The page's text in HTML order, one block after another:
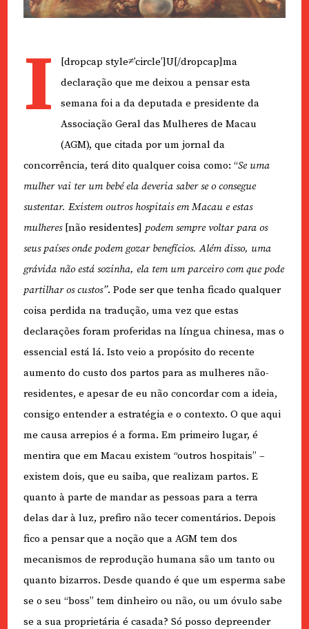
I
[dropcap style≠’circle’]U[/dropcap]ma
declaração que me deixou a pensar esta
semana foi a da deputada e presidente da
Associação Geral das Mulheres de Macau
(AGM), que citada por um jornal da
concorrência, terá dito qualquer coisa como: “Se uma
mulher vai ter um bebé ela deveria saber se o consegue
sustentar. Existem outros hospitais em Macau e estas
mulheres[não residentes] podem sempre voltar para os
seus países onde podem gozar benefícios. Além disso, uma
grávida não está sozinha, ela tem um parceiro com que pode
partilhar os custos”. Pode ser que tenha ficado qualquer
coisa perdida na tradução, uma vez que estas
declarações foram proferidas na língua chinesa, mas o
essencial está lá. Isto veio a propósito do recente
aumento do custo dos partos para as mulheres não-
residentes, e apesar de eu não concordar com a ideia,
consigo entender a estratégia e o contexto. O que aqui
me causa arrepios é a forma. Em primeiro lugar, é
mentira que em Macau existem “outros hospitais” –
existem dois, que eu saiba, que realizam partos. E
quanto à parte de mandar as pessoas para a terra
delas dar à luz, prefiro não tecer comentários. Depois
fico a pensar que a noção que a AGM tem dos
mecanismos de reprodução humana são um tanto ou
quanto bizarros. Desde quando é que um esperma sabe
se o seu “boss” tem dinheiro ou não, ou um óvulo sabe
se a sua proprietária é casada? Só posso depreender